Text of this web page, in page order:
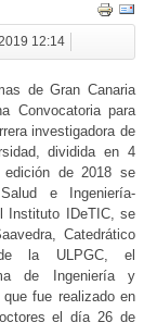
12:14
de Gran Canaria
Convocatoria para
investigadora de
dividida en 4
edición de 2018 se
e Ingeniería-
Instituto IDeTIC, se
Catedrático
la ULPGC, el
de Ingeniería y
fue realizado en
el día 26 de